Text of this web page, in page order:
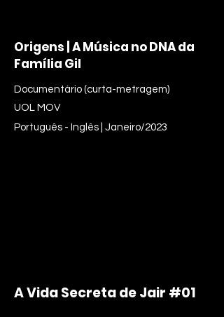
Origens | A Música no DNA da
Família Gil
Documentário (curta-metragem)
UOL MOV
Português - Inglês | Janeiro/2023
A Vida Secreta de Jair #01